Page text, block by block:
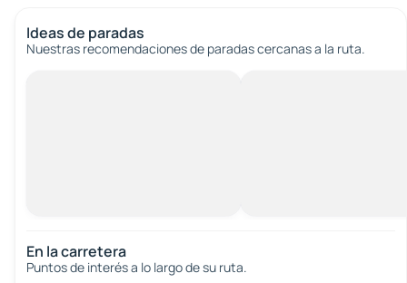
Ideas de paradas
Nuestras recomendaciones de paradas cercanas a la ruta.
En la carretera
Puntos de interés a lo largo de su ruta.